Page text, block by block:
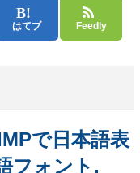
はてブ Feedly
で日本語表
フォント,